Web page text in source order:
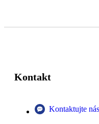
Kontakt
Kontaktujte nás